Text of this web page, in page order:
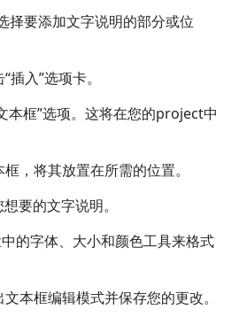
择要添加文字说明的部分或位
入”选项卡。
本框”选项。这将在您的project中
，将其放置在所需的位置。
要的文字说明。
的字体、大小和颜色工具来格式
本框编辑模式并保存您的更改。